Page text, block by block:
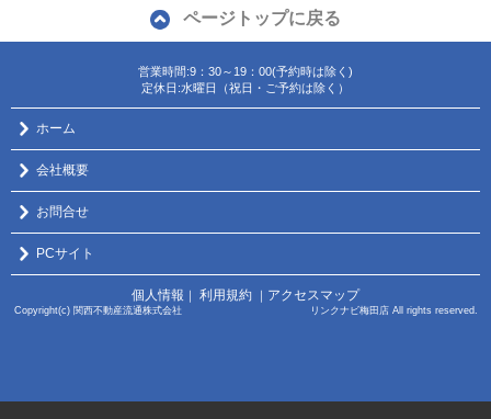
ページトップに戻る
営業時間:9：30～19：00(予約時は除く)
定休日:水曜日（祝日・ご予約は除く）
ホーム
会社概要
お問合せ
PCサイト
個人情報 利用規約 アクセスマップ
Copyright(c) 関西不動産流通株式会社 リンクナビ梅田店 All rights reserved.